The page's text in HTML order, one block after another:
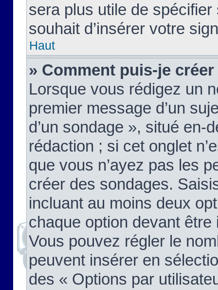
sera plus utile de
souhait d’insérer votre
Haut
» Comment puis-je
Lorsque vous rédigez un
premier message d’un
d’un sondage », situé en-
rédaction ; si cet onglet
que vous n’ayez pas les
créer des sondages.
incluant au moins deux
chaque option devant
Vous pouvez régler le
peuvent insérer en
des « Options par